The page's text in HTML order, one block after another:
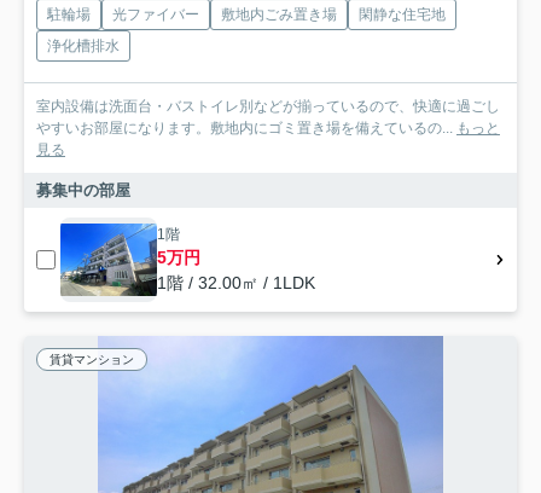
駐輪場 光ファイバー 敷地内ごみ置き場
閑静な住宅地
浄化槽排水
室内設備は洗面台・バストイレ別などが揃っているので、快適に過ごし
やすいお部屋になります。敷地内にゴミ置き場を備えているの... もっと
見る
募集中の部屋
1階
5万円
1階 / 32.00㎡ / 1LDK
賃貸マンション